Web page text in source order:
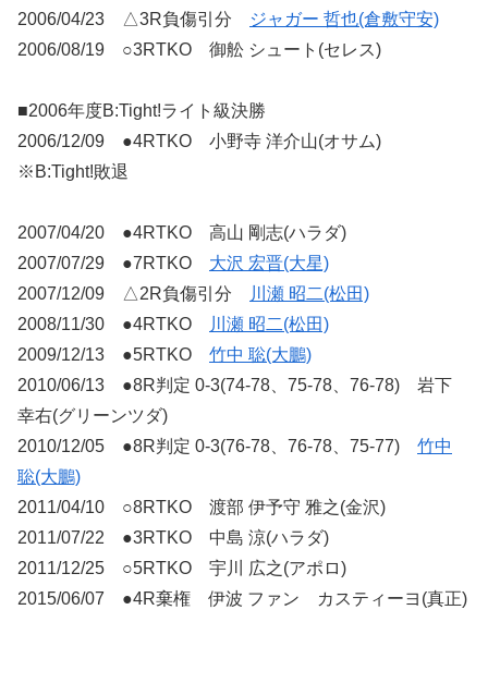
2006/04/23 △3R負傷引分
ジャガー 哲也(倉敷守安)
2006/08/19 ○3RTKO 御舩 シュート(セレス)
■2006年度B:Tight!ライト級決勝
2006/12/09 ●4RTKO 小野寺 洋介山(オサム)
※B:Tight!敗退
2007/04/20 ●4RTKO 高山 剛志(ハラダ)
2007/07/29 ●7RTKO 大沢 宏晋(大星)
2007/12/09 △2R負傷引分
川瀬 昭二(松田)
2008/11/30 ●4RTKO
川瀬 昭二(松田)
2009/12/13 ●5RTKO 竹中 聡(大鵬)
2010/06/13 ●8R判定 0-3(74-78、75-78、76-78) 岩下
幸右(グリーンツダ)
2010/12/05 ●8R判定 0-3(76-78、76-78、75-77) 竹中
聡(大鵬)
2011/04/10 ○8RTKO 渡部 伊予守 雅之(金沢)
2011/07/22 ●3RTKO 中島 涼(ハラダ)
2011/12/25 ○5RTKO 宇川 広之(アポロ)
2015/06/07 ●4R棄権 伊波 ファン カスティーヨ(真正)